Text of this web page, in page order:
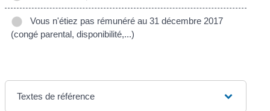
Vous n'étiez pas rémunéré au 31 décembre 2017
(congé parental, disponibilité,...)
Textes de référence